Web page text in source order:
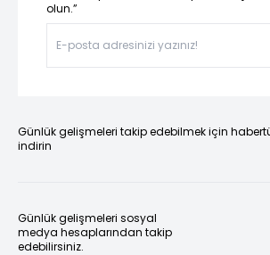
olun.”
Günlük gelişmeleri takip edebilmek için
indirin
Günlük gelişmeleri sosyal
medya hesaplarından takip
edebilirsiniz.